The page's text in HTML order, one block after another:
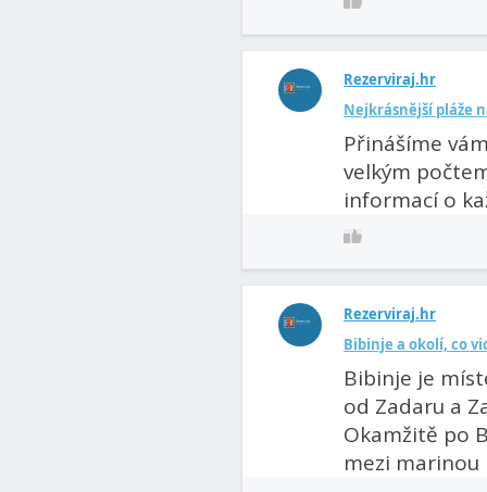
Rezerviraj.hr
Nejkrásnější pláže
Přinášíme
velkým
informací o
Rezerviraj.hr
Bibinje a okolí, co
Bibinje je
od Zadaru a
Okamžitě po
mezi marinou